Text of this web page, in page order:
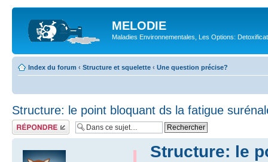
MELODIE
Maladies Environnementales, Les Options:
Index du forum ‹ Structure et squelette ‹ Une question précise?
Structure: le point bloquant ds la fatigue
Répondre
Structure: le